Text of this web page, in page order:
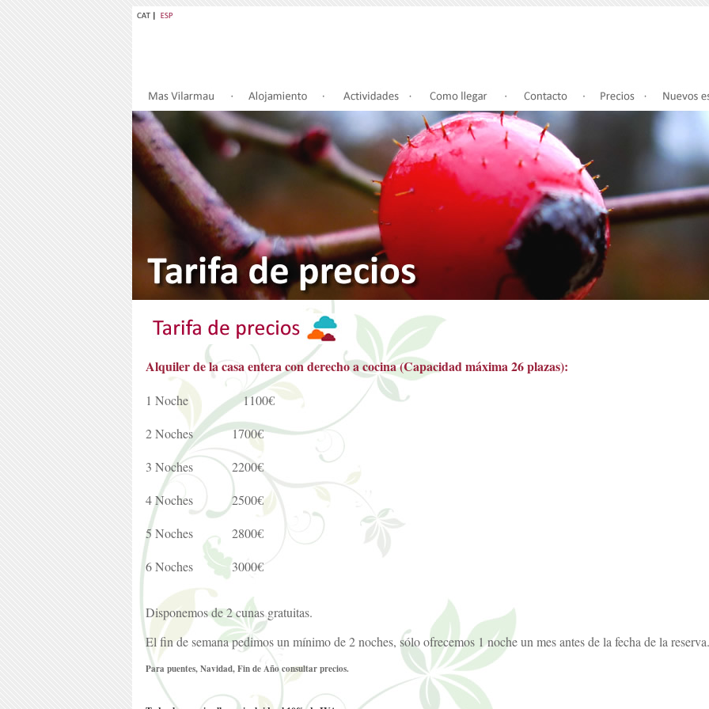
Alquiler de la casa entera con derecho a cocina (Capacidad máxima 26 plazas):
1 Noche 1100€
2 Noches 1700€
3 Noches 2200€
4 Noches 2500€
5 Noches 2800€
6 Noches 3000€
Disponemos de 2 cunas gratuitas.
El fin de semana pedimos un mínimo de 2 noches, sólo ofrecemos 1 noche un mes antes de la fecha de la reserva.
Para puentes, Navidad, Fin de Año consultar precios.